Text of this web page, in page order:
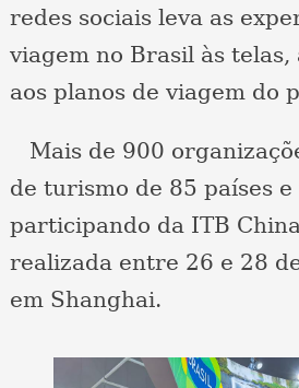
redes sociais leva as
viagem no Brasil às telas,
aos planos de viagem do
Mais de 900
de turismo de 85 países
participando da ITB
realizada entre 26 e 28
em Shanghai.